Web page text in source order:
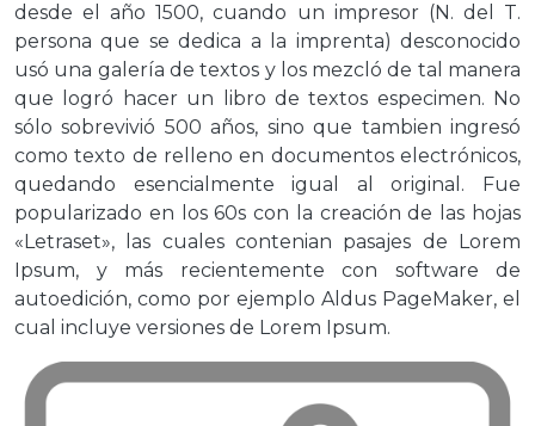
desde el año 1500, cuando un impresor (N. del T.
persona que se dedica a la imprenta) desconocido
usó una galería de textos y los mezcló de tal manera
que logró hacer un libro de textos especimen. No
sólo sobrevivió 500 años, sino que tambien ingresó
como texto de relleno en documentos electrónicos,
quedando esencialmente igual al original. Fue
popularizado en los 60s con la creación de las hojas
«Letraset», las cuales contenian pasajes de Lorem
Ipsum, y más recientemente con software de
autoedición, como por ejemplo Aldus PageMaker, el
cual incluye versiones de Lorem Ipsum.